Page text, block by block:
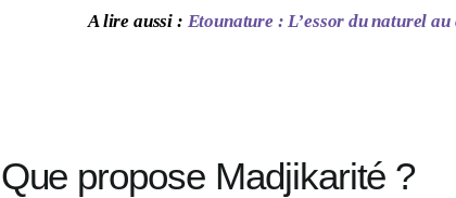
A lire aussi : Etounature : L’essor du naturel
Que propose Madjikarité ?